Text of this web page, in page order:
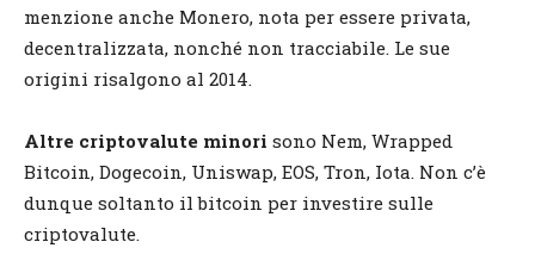
menzione anche Monero, nota per essere privata,
decentralizzata, nonché non tracciabile. Le sue
origini risalgono al 2014.
Altre criptovalute minori sono Nem, Wrapped
Bitcoin, Dogecoin, Uniswap, EOS, Tron, Iota. Non c’è
dunque soltanto il bitcoin per investire sulle
criptovalute.